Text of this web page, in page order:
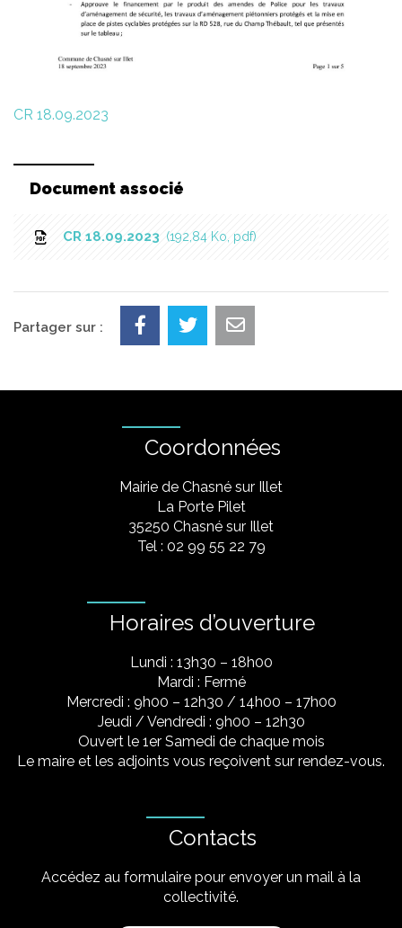
CR 18.09.2023
Document associé
CR 18.09.2023 192,84 Ko, pdf
Partager sur :
Coordonnées
Mairie de Chasné sur Illet
La Porte Pilet
35250 Chasné sur Illet
Tel : 02 99 55 22 79
Horaires d’ouverture
Lundi : 13h30 – 18h00
Mardi : Fermé
Mercredi : 9h00 – 12h30 / 14h00 – 17h00
Jeudi / Vendredi : 9h00 – 12h30
Ouvert le 1er Samedi de chaque mois
Le maire et les adjoints vous reçoivent sur rendez-vous.
Contacts
Accédez au formulaire pour envoyer un mail à la
collectivité.